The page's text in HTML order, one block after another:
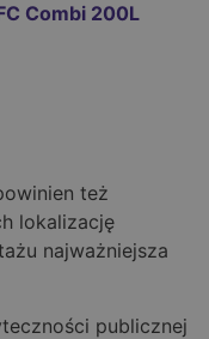
Combi 200L
też
lokalizację
najważniejsza
publicznej